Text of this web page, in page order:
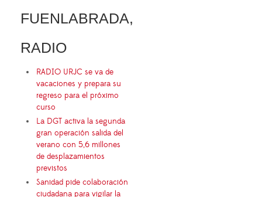
FUENLABRADA,
RADIO
RADIO URJC se va de
vacaciones y prepara su
regreso para el próximo
curso
La DGT activa la segunda
gran operación salida del
verano con 5,6 millones
de desplazamientos
previstos
Sanidad pide colaboración
ciudadana para vigilar la